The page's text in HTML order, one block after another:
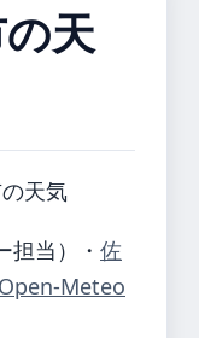
天
天気
担当） ・ 佐
Open-Meteo